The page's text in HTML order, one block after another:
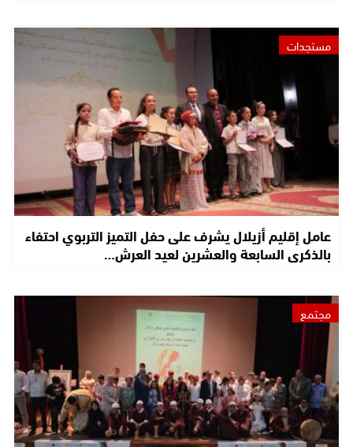
مستجدات
عامل إقليم أزيلال يشرف على حفل التميز التربوي احتفاء
بالذكرى السابعة والعشرين لعيد العرش…
مجتمع